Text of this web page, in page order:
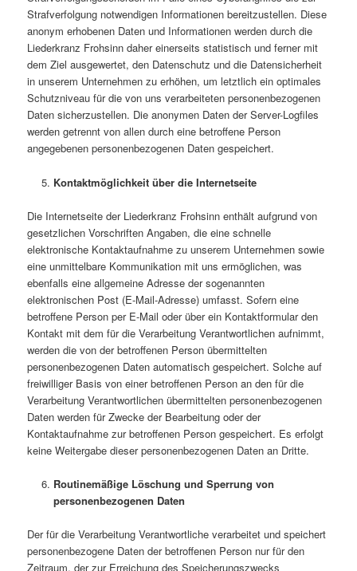
Strafverfolgung notwendigen Informationen bereitzustellen. Diese
anonym erhobenen Daten und Informationen werden durch die
Liederkranz Frohsinn daher einerseits statistisch und ferner mit
dem Ziel ausgewertet, den Datenschutz und die Datensicherheit
in unserem Unternehmen zu erhöhen, um letztlich ein optimales
Schutzniveau für die von uns verarbeiteten personenbezogenen
Daten sicherzustellen. Die anonymen Daten der Server-Logfiles
werden getrennt von allen durch eine betroffene Person
angegebenen personenbezogenen Daten gespeichert.
Kontaktmöglichkeit über die Internetseite
Die Internetseite der Liederkranz Frohsinn enthält aufgrund von
gesetzlichen Vorschriften Angaben, die eine schnelle
elektronische Kontaktaufnahme zu unserem Unternehmen sowie
eine unmittelbare Kommunikation mit uns ermöglichen, was
ebenfalls eine allgemeine Adresse der sogenannten
elektronischen Post (E-Mail-Adresse) umfasst. Sofern eine
betroffene Person per E-Mail oder über ein Kontaktformular den
Kontakt mit dem für die Verarbeitung Verantwortlichen aufnimmt,
werden die von der betroffenen Person übermittelten
personenbezogenen Daten automatisch gespeichert. Solche auf
freiwilliger Basis von einer betroffenen Person an den für die
Verarbeitung Verantwortlichen übermittelten personenbezogenen
Daten werden für Zwecke der Bearbeitung oder der
Kontaktaufnahme zur betroffenen Person gespeichert. Es erfolgt
keine Weitergabe dieser personenbezogenen Daten an Dritte.
Routinemäßige Löschung und Sperrung von
personenbezogenen Daten
Der für die Verarbeitung Verantwortliche verarbeitet und speichert
personenbezogene Daten der betroffenen Person nur für den
Zeitraum, der zur Erreichung des Speicherungszwecks